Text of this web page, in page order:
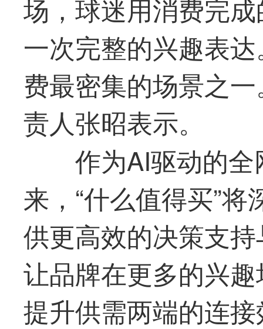
场，球迷用消费完
一次完整的兴趣表
费最密集的场景之一
责人张昭表示。
作为AI驱动的
来，“什么值得买”将
供更高效的决策支
让品牌在更多的兴
提升供需两端的连